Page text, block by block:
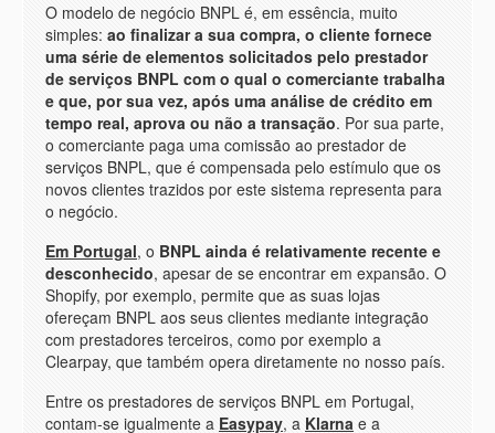
O modelo de negócio BNPL é, em essência, muito
simples: ao finalizar a sua compra, o cliente fornece
uma série de elementos solicitados pelo prestador
de serviços BNPL com o qual o comerciante trabalha
e que, por sua vez, após uma análise de crédito em
tempo real, aprova ou não a transação. Por sua parte,
o comerciante paga uma comissão ao prestador de
serviços BNPL, que é compensada pelo estímulo que os
novos clientes trazidos por este sistema representa para
o negócio.
Em Portugal, o BNPL ainda é relativamente recente e
desconhecido, apesar de se encontrar em expansão. O
Shopify, por exemplo, permite que as suas lojas
ofereçam BNPL aos seus clientes mediante integração
com prestadores terceiros, como por exemplo a
Clearpay, que também opera diretamente no nosso país.
Entre os prestadores de serviços BNPL em Portugal,
contam-se igualmente a Easypay, a Klarna e a